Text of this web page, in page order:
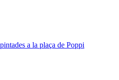
a la plaça de Poppi